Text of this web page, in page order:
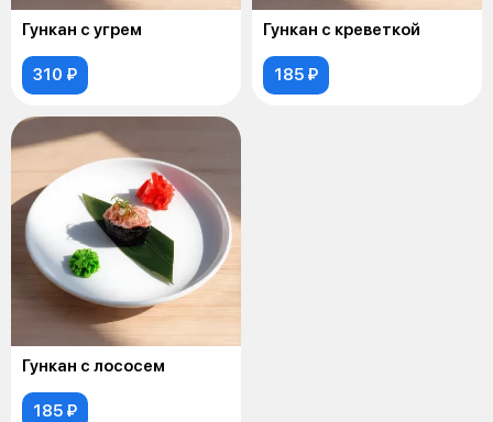
Гункан с угрем
310 ₽
Гункан с креветкой
185 ₽
Гункан с лососем
185 ₽